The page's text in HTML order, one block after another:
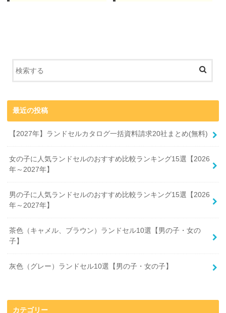
最近の投稿
【2027年】ランドセルカタログ一括資料請求20社まとめ(無料)
女の子に人気ランドセルのおすすめ比較ランキング15選【2026
年～2027年】
男の子に人気ランドセルのおすすめ比較ランキング15選【2026
年～2027年】
茶色（キャメル、ブラウン）ランドセル10選【男の子・女の
子】
灰色（グレー）ランドセル10選【男の子・女の子】
カテゴリー